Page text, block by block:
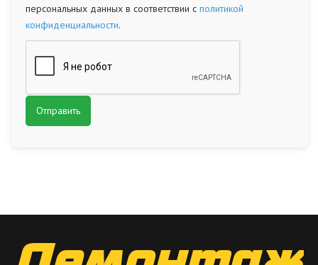
персональных данных в соответствии с политикой
конфиденциальности.